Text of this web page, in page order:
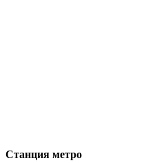
Станция метро